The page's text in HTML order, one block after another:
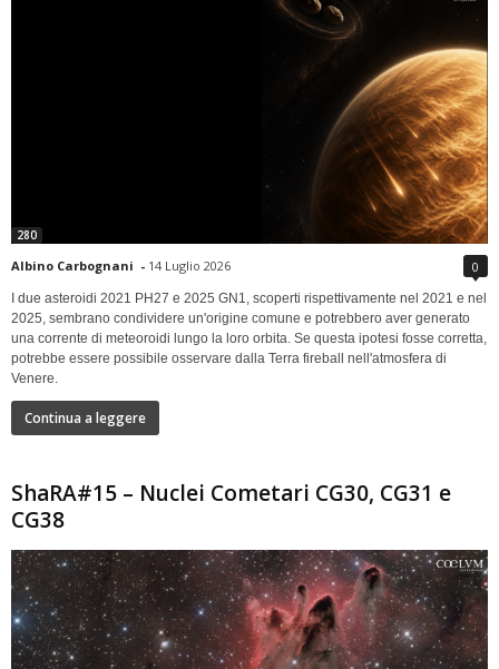
280
Albino Carbognani - 14 Luglio 2026 0
I due asteroidi 2021 PH27 e 2025 GN1, scoperti rispettivamente nel 2021 e nel
2025, sembrano condividere un'origine comune e potrebbero aver generato
una corrente di meteoroidi lungo la loro orbita. Se questa ipotesi fosse corretta,
potrebbe essere possibile osservare dalla Terra fireball nell'atmosfera di
Venere.
Continua a leggere
ShaRA#15 – Nuclei Cometari CG30, CG31 e
CG38